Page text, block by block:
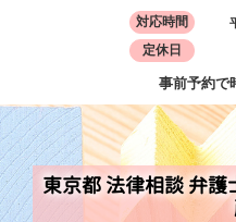
対応時間
定休日
事前予約で
東京都 法律相談 弁